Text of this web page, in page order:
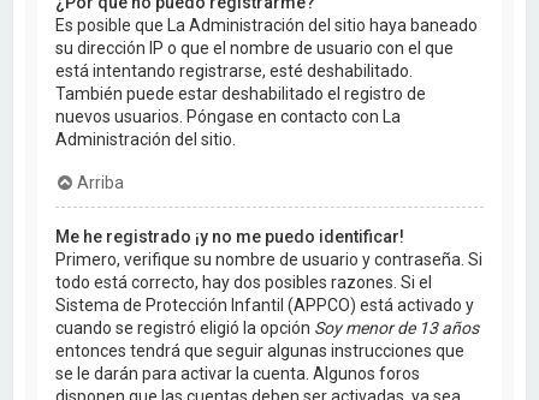
Es posible que La Administración del sitio haya baneado
su dirección IP o que el nombre de usuario con el que
está intentando registrarse, esté deshabilitado.
También puede estar deshabilitado el registro de
nuevos usuarios. Póngase en contacto con La
Administración del sitio.
Arriba
Me he registrado ¡y no me puedo identificar!
Primero, verifique su nombre de usuario y contraseña. Si
todo está correcto, hay dos posibles razones. Si el
Sistema de Protección Infantil (APPCO) está activado y
cuando se registró eligió la opción Soy menor de 13 años
entonces tendrá que seguir algunas instrucciones que
se le darán para activar la cuenta. Algunos foros
disponen que las cuentas deben ser activadas, ya sea